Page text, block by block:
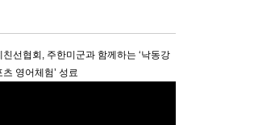
친선협회, 주한미군과 함께하는 ‘낙동강
영어체험’ 성료